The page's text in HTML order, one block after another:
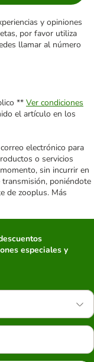
y opiniones
por favor utiliza
llamar al número
** Ver condiciones
el artículo en los
electrónico para
o servicios
sin incurrir en
poniéndote
de zooplus. Más
especiales y